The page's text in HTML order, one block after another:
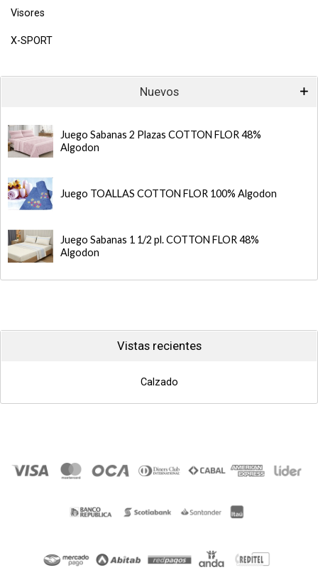
Visores
X-SPORT
Nuevos
Juego Sabanas 2 Plazas COTTON FLOR 48%
Algodon
Juego TOALLAS COTTON FLOR 100% Algodon
Juego Sabanas 1 1/2 pl. COTTON FLOR 48%
Algodon
Vistas recientes
Calzado